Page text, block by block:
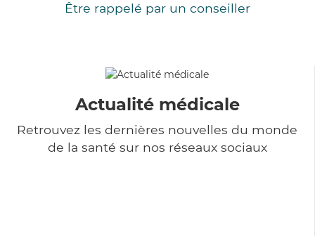
Être rappelé par un conseiller
Actualité médicale
Retrouvez les dernières nouvelles du monde
de la santé sur nos réseaux sociaux